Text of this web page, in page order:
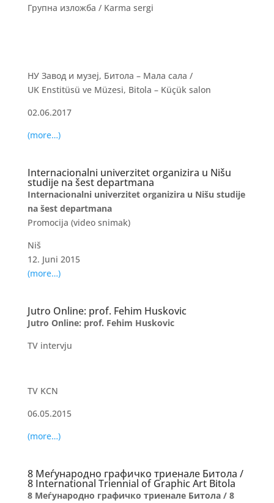
Групна изложба / Karma sergi
НУ Завод и музеј, Битола – Мала сала /
UK Enstitüsü ve Müzesi, Bitola – Küçük salon
02.06.2017
(more…)
Internacionalni univerzitet organizira u Nišu
studije na šest departmana
Internacionalni univerzitet organizira u Nišu studije
na šest departmana
Promocijа (video snimak)
Niš
12. Juni 2015
(more…)
Jutro Online: prof. Fehim Huskovic
Jutro Online: prof. Fehim Huskovic
TV intervju
TV KCN
06.05.2015
(more…)
8 Меѓународно графичко триенале Битола /
8 International Triennial of Graphic Art Bitola
8 Меѓународно графичко триенале Битола / 8